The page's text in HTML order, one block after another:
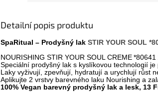
Detailní popis produktu
SpaRitual – Prodyšný lak STIR YOUR SOUL
NOURISHING STIR YOUR SOUL CREME*80641
Speciální prodyšný lak s kyslíkovou technologií je
Laky vyživují, zpevňují, hydratují a urychlují růst
Aplikujte 2 vrstvy barevného laku Nourishing a z
100% Vegan barevný prodyšný lak a lesk, 13